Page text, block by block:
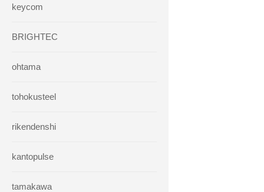
keycom
BRIGHTEC
ohtama
tohokusteel
rikendenshi
kantopulse
tamakawa